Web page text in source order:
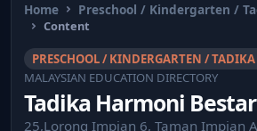
Home Preschool / Kindergarten /
Content
PRESCHOOL / KINDERGARTEN /
MALAYSIAN EDUCATION DIRECTORY
Tadika Harmoni
25,Lorong Impian 6, Taman Impian